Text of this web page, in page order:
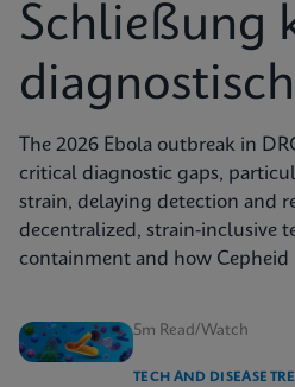
Schließung
The 2026 Ebola outbreak in
critical diagnostic gaps,
strain, delaying detection and
decentralized, strain-inclusive
containment and how Cepheid
5m Read/Watch
TECH AND DISEASE